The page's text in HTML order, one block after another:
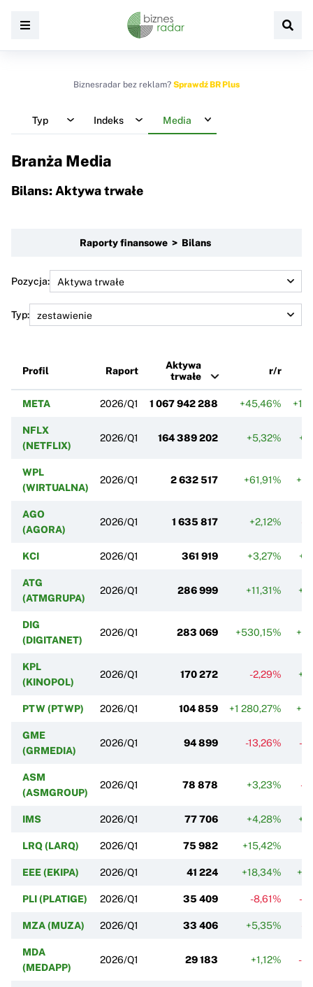
Biznesradar bez reklam? Sprawdź BR Plus
Typ Indeks Media
Branża Media
Bilans: Aktywa trwałe
Raporty finansowe > Bilans
Pozycja:
Typ:
Profil Raport
Aktywa
trwałe
r/r
META 2026/Q1 1 067 942 288 +45,46%
NFLX
(NETFLIX)
2026/Q1 164 389 202 +5,32%
WPL
(WIRTUALNA)
2026/Q1 2 632 517 +61,91%
AGO
(AGORA)
2026/Q1 1 635 817 +2,12% -
KCI 2026/Q1 361 919 +3,27%
ATG
(ATMGRUPA)
2026/Q1 286 999 +11,31%
DIG
(DIGITANET)
2026/Q1 283 069 +530,15%
KPL
(KINOPOL)
2026/Q1 170 272 -2,29%
PTW (PTWP) 2026/Q1 104 859 +1 280,27%
GME
(GRMEDIA)
2026/Q1 94 899 -13,26% -
ASM
(ASMGROUP)
2026/Q1 78 878 +3,23% -
IMS 2026/Q1 77 706 +4,28%
LRQ (LARQ) 2026/Q1 75 982 +15,42%
EEE (EKIPA) 2026/Q1 41 224 +18,34%
PLI (PLATIGE) 2026/Q1 35 409 -8,61% -
MZA (MUZA) 2026/Q1 33 406 +5,35% -
MDA
(MEDAPP)
2026/Q1 29 183 +1,12% -